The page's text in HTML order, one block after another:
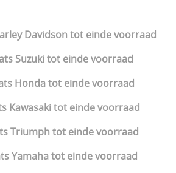
Davidson tot einde voorraad
Suzuki tot einde voorraad
Honda tot einde voorraad
Kawasaki tot einde voorraad
Triumph tot einde voorraad
Yamaha tot einde voorraad